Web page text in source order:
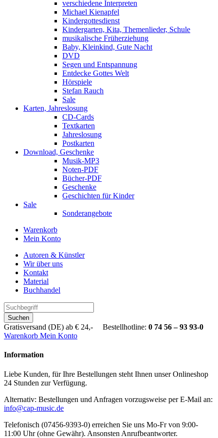
verschiedene Interpreten
Michael Kienapfel
Kindergottesdienst
Kindergarten, Kita, Themenlieder, Schule
musikalische Früherziehung
Baby, Kleinkind, Gute Nacht
DVD
Segen und Entspannung
Entdecke Gottes Welt
Hörspiele
Stefan Rauch
Sale
Karten, Jahreslosung
CD-Cards
Textkarten
Jahreslosung
Postkarten
Download, Geschenke
Musik-MP3
Noten-PDF
Bücher-PDF
Geschenke
Geschichten für Kinder
Sale
Sonderangebote
Warenkorb
Mein Konto
Autoren & Künstler
Wir über uns
Kontakt
Material
Buchhandel
Suchen
Gratisversand (DE) ab € 24,- Bestellhotline: 0 74 56 – 93 93-0
Warenkorb Mein Konto
Information
Liebe Kunden, für Ihre Bestellungen steht Ihnen unser Onlineshop
24 Stunden zur Verfügung.
Alternativ: Bestellungen und Anfragen vorzugsweise per E-Mail an:
info@cap-music.de
Telefonisch (07456-9393-0) erreichen Sie uns Mo-Fr von 9:00-
11:00 Uhr (ohne Gewähr). Ansonsten Anrufbeantworter.